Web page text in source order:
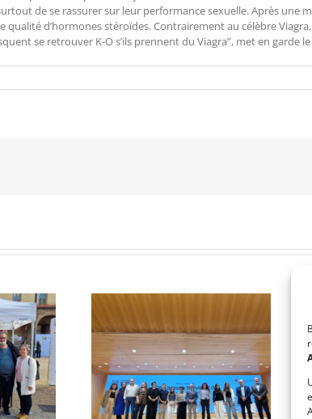
de se rassurer sur leur performance sexuelle. Après
d’hormones stéroïdes. Contrairement au célèbre
se retrouver K-O s’ils prennent du Viagra”, met en garde
Mental
aborda el
bullying
El equipo que ha diseñado la
estrategia de comunicación
de ASAPME Aragón,
ganadores del taller solidario
ImpactaCOM